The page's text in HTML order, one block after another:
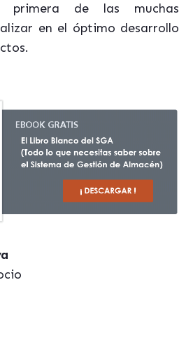
primera de las muchas
en el óptimo desarrollo